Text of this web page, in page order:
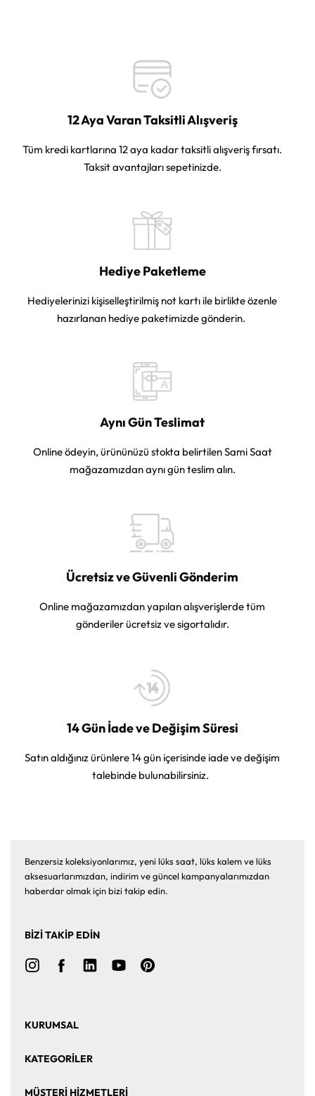
12 Aya Varan Taksitli Alışveriş
Tüm kredi kartlarına 12 aya kadar taksitli alışveriş fırsatı.
Taksit avantajları sepetinizde.
Hediye Paketleme
Hediyelerinizi kişiselleştirilmiş not kartı ile birlikte özenle
hazırlanan hediye paketimizde gönderin.
Aynı Gün Teslimat
Online ödeyin, ürününüzü stokta belirtilen Sami Saat
mağazamızdan aynı gün teslim alın.
Ücretsiz ve Güvenli Gönderim
Online mağazamızdan yapılan alışverişlerde tüm
gönderiler ücretsiz ve sigortalıdır.
14 Gün İade ve Değişim Süresi
Satın aldığınız ürünlere 14 gün içerisinde iade ve değişim
talebinde bulunabilirsiniz.
Benzersiz koleksiyonlarımız, yeni lüks saat, lüks kalem ve lüks
aksesuarlarımızdan, indirim ve güncel kampanyalarımızdan
haberdar olmak için bizi takip edin.
BİZİ TAKİP EDİN
KURUMSAL
KATEGORİLER
MÜŞTERİ HİZMETLERİ